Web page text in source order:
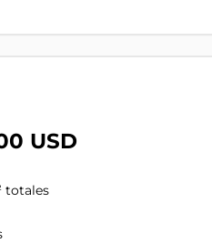
USD
totales